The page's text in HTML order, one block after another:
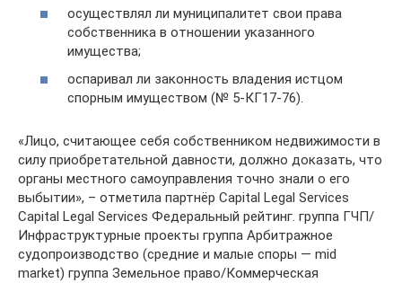
осуществлял ли муниципалитет свои права
собственника в отношении указанного
имущества;
оспаривал ли законность владения истцом
спорным имуществом (№ 5-КГ17-76).
«Лицо, считающее себя собственником недвижимости в
силу приобретательной давности, должно доказать, что
органы местного самоуправления точно знали о его
выбытии», – отметила партнёр Capital Legal Services
Capital Legal Services Федеральный рейтинг. группа ГЧП/
Инфраструктурные проекты группа Арбитражное
судопроизводство (средние и малые споры — mid
market) группа Земельное право/Коммерческая